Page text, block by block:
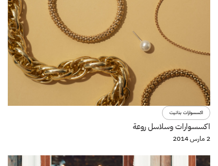
اكسسوارات بنانيت
اكسسوارات وسلاسل روعة
2 مارس 2014